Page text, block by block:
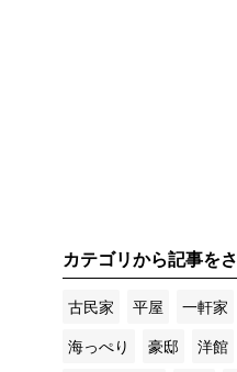
カテゴリから記事を
古民家 平屋 一軒家
海っぺり
豪邸 洋館